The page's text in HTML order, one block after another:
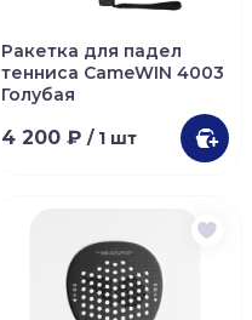
Ракетка для падел
тенниса CameWIN 4003
Голубая
4 200 ₽ / 1 шт